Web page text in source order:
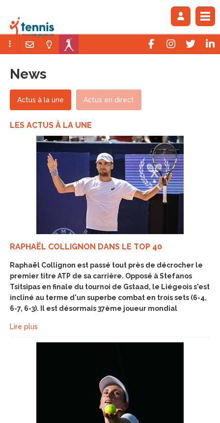
News
Actus à la une Actus en direct
LES ACTUS À LA UNE
RAPHAËL COLLIGNON DANS LE TOP 40
Raphaël Collignon est passé tout près de décrocher le
premier titre ATP de sa carrière. Opposé à Stefanos
Tsitsipas en finale du tournoi de Gstaad, le Liégeois s'est
incliné au terme d'un superbe combat en trois sets (6-4,
6-7, 6-3). Il est désormais 37ème joueur mondial
Lire plus